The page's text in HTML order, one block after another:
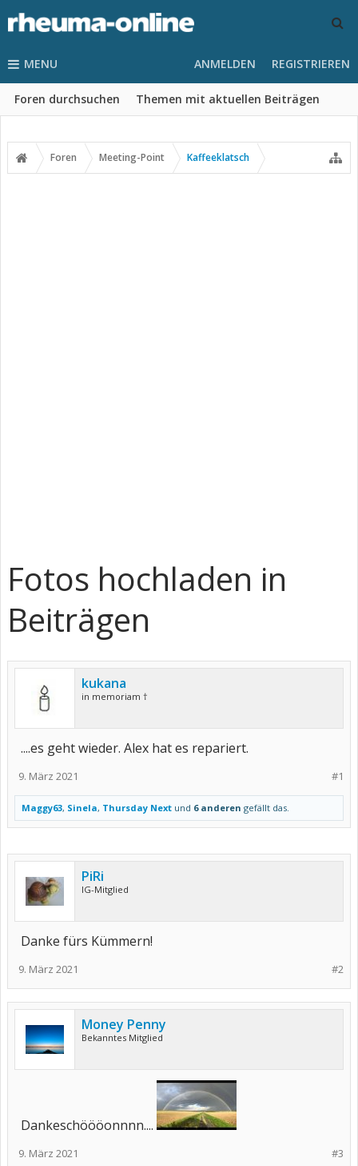
MENU
Foren durchsuchen Themen mit aktuellen Beiträgen
ANMELDEN REGISTRIEREN
Foren Meeting-Point Kaffeeklatsch
Fotos hochladen in
Beiträgen
kukana
in memoriam †
....es geht wieder. Alex hat es repariert.
#1
9. März 2021
Maggy63, Sinela, Thursday Next und 6 anderen gefällt das.
PiRi
IG-Mitglied
Danke fürs Kümmern!
#2
9. März 2021
Money Penny
Bekanntes Mitglied
Dankeschöööonnnn....
#3
9. März 2021